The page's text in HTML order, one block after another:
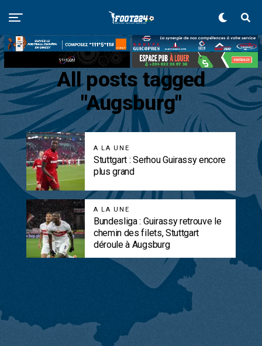
All posts tagged
"Augsburg"
A LA UNE
Stuttgart : Serhou Guirassy encore
plus grand
A LA UNE
Bundesliga : Guirassy retrouve le
chemin des filets, Stuttgart
déroule à Augsburg